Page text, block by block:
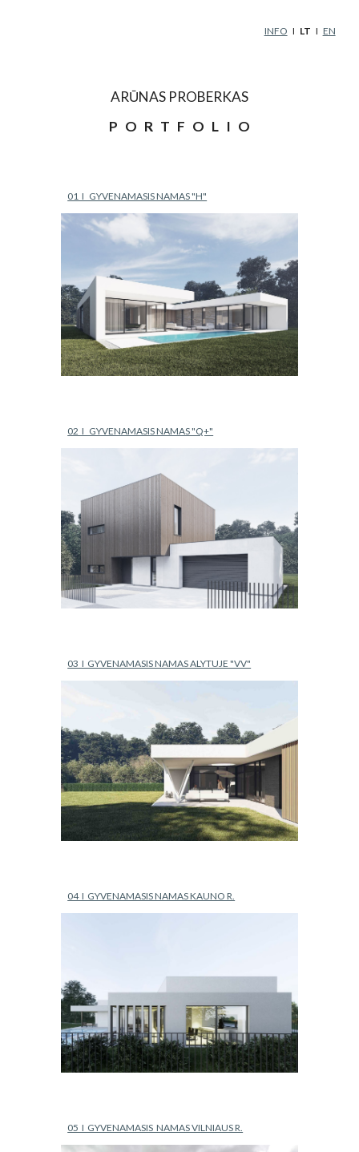
Skip to navigation
INFO
   I
LT I EN
ARŪNAS PROBERKAS
P   O   R   T   F   O   L   I   O
01  I   GYVENAMASIS NAMAS "H"
02  I   GYVENAMASIS NAMAS "Q+"
03  I  GYVENAMASIS NAMAS ALYTUJE "VV"
04  I  GYVENAMASIS NAMAS KAUNO R.
05  I  GYVENAMASIS  NAMAS VILNIAUS R.